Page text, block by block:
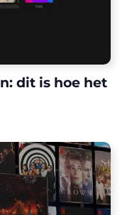
dit is hoe het